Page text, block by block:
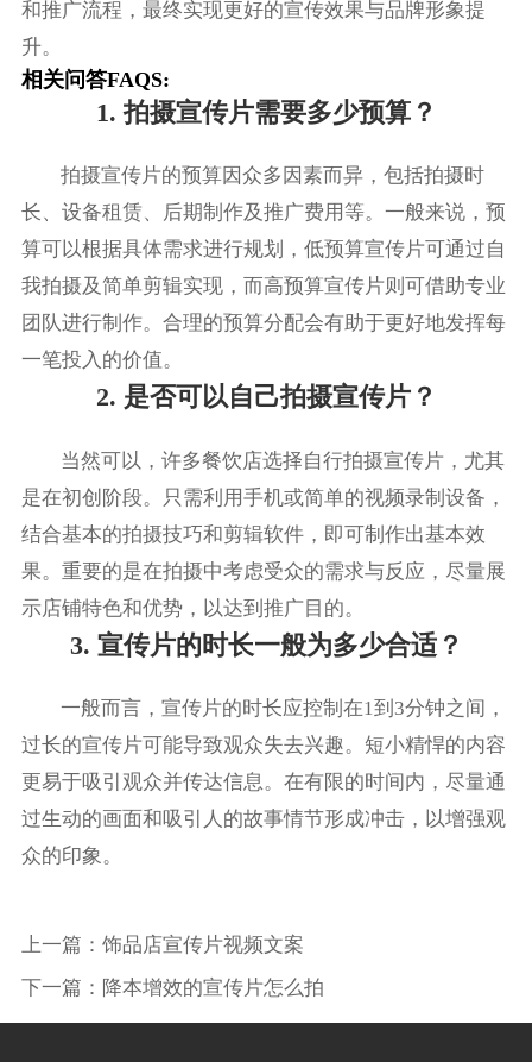
和推广流程，最终实现更好的宣传效果与品牌形象提
升。
相关问答FAQS:
1. 拍摄宣传片需要多少预算？
拍摄宣传片的预算因众多因素而异，包括拍摄时
长、设备租赁、后期制作及推广费用等。一般来说，预
算可以根据具体需求进行规划，低预算宣传片可通过自
我拍摄及简单剪辑实现，而高预算宣传片则可借助专业
团队进行制作。合理的预算分配会有助于更好地发挥每
一笔投入的价值。
2. 是否可以自己拍摄宣传片？
当然可以，许多餐饮店选择自行拍摄宣传片，尤其
是在初创阶段。只需利用手机或简单的视频录制设备，
结合基本的拍摄技巧和剪辑软件，即可制作出基本效
果。重要的是在拍摄中考虑受众的需求与反应，尽量展
示店铺特色和优势，以达到推广目的。
3. 宣传片的时长一般为多少合适？
一般而言，宣传片的时长应控制在1到3分钟之间，
过长的宣传片可能导致观众失去兴趣。短小精悍的内容
更易于吸引观众并传达信息。在有限的时间内，尽量通
过生动的画面和吸引人的故事情节形成冲击，以增强观
众的印象。
上一篇： 饰品店宣传片视频文案
下一篇： 降本增效的宣传片怎么拍